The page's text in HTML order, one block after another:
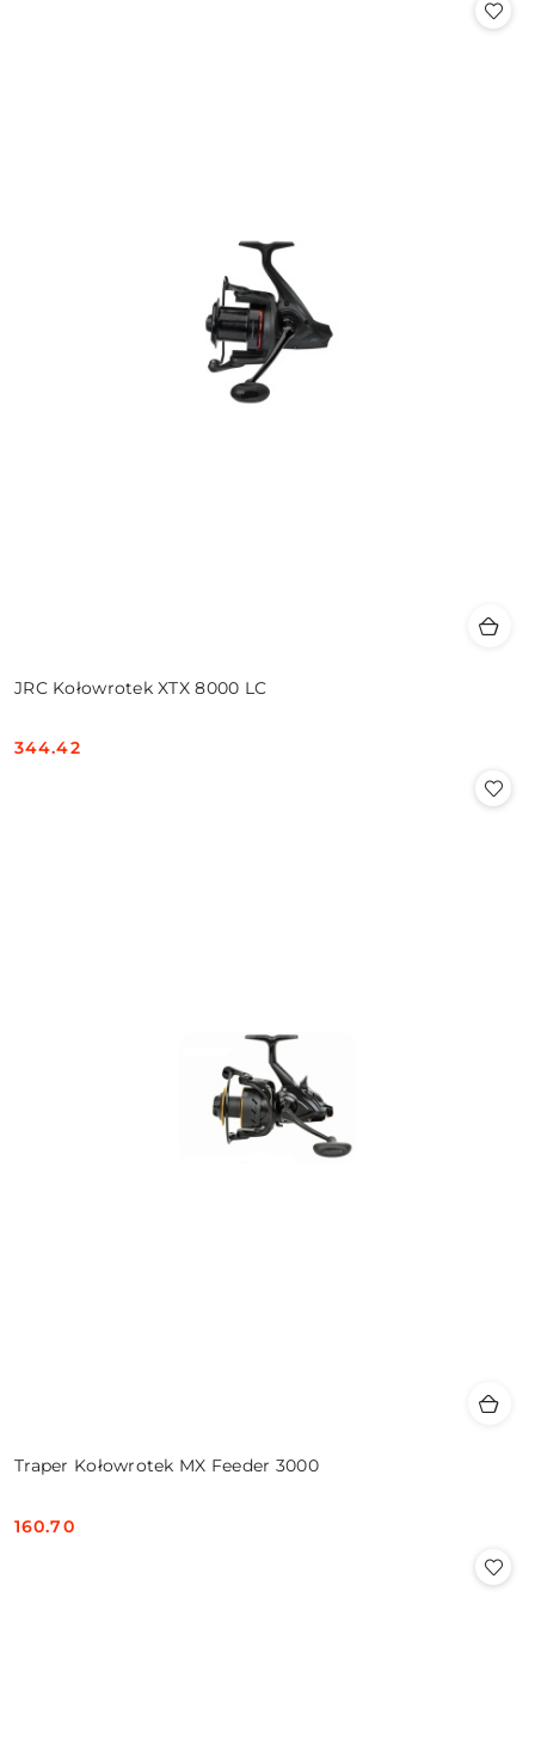
JRC Kołowrotek XTX 8000 LC
Cena:
344.42
Traper Kołowrotek MX Feeder 3000
Cena:
160.70